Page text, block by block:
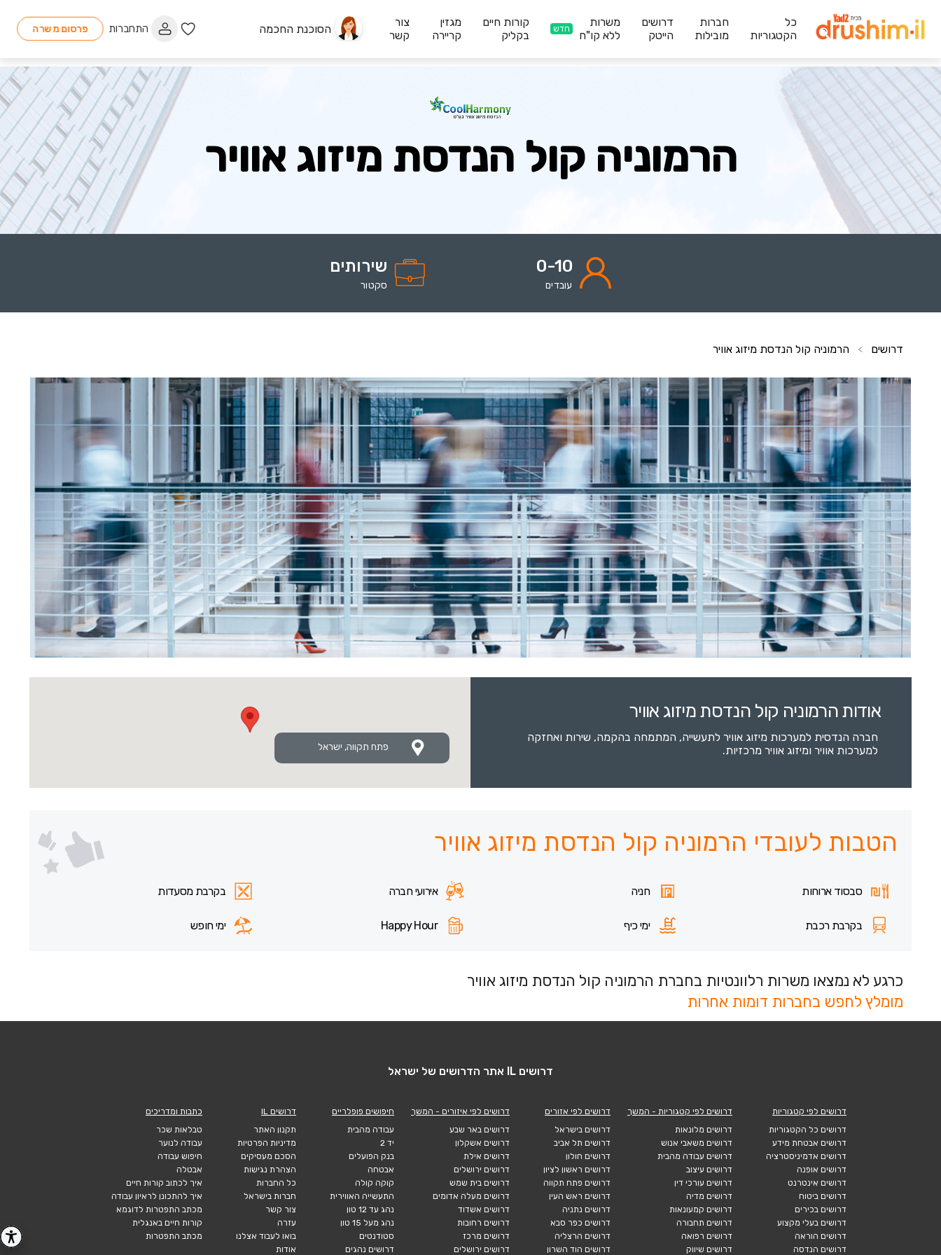
כל
הקטגוריות
חברות
מובילות
דרושים
הייטק
משרות
ללא קו"ח
חדש
קורות חיים
בקליק
מגזין
קריירה
צור
קשר
הסוכנת החכמה התחברות פרסום משרה
הרמוניה קול הנדסת מיזוג אוויר
0-10
עובדים
שירותים
סקטור
דרושים > הרמוניה קול הנדסת מיזוג אוויר
אודות הרמוניה קול הנדסת מיזוג אוויר
חברה הנדסית למערכות מיזוג אוויר לתעשייה, המתמחה בהקמה, שירות ואחזקה
למערכות אוויר ומיזוג אוויר מרכזיות.
פתח תקווה, ישראל
הטבות לעובדי הרמוניה קול הנדסת מיזוג אוויר
סבסוד ארוחות חניה אירועי חברה בקרבת מסעדות
בקרבת רכבת ימי כיף Happy Hour ימי חופש
כרגע לא נמצאו משרות רלוונטיות בחברת הרמוניה קול הנדסת מיזוג אוויר
מומלץ לחפש בחברות דומות אחרות
דרושים IL אתר הדרושים של ישראל
דרושים לפי קטגוריות
דרושים כל הקטגוריות
דרושים אבטחת מידע
דרושים אדמיניסטרציה
דרושים אופנה
דרושים אינטרנט
דרושים ביטוח
דרושים בכירים
דרושים בעלי מקצוע
דרושים הוראה
דרושים הנדסה
דרושים לפי קטגוריות - המשך
דרושים מלונאות
דרושים משאבי אנוש
דרושים עבודה מהבית
דרושים עיצוב
דרושים עורכי דין
דרושים מדיה
דרושים קמעונאות
דרושים תחבורה
דרושים רפואה
דרושים שיווק
דרושים לפי אזורים
דרושים בישראל
דרושים תל אביב
דרושים חולון
דרושים ראשון לציון
דרושים פתח תקווה
דרושים ראש העין
דרושים נתניה
דרושים כפר סבא
דרושים הרצליה
דרושים הוד השרון
דרושים לפי איזורים - המשך
דרושים באר שבע
דרושים אשקלון
דרושים אילת
דרושים ירושלים
דרושים בית שמש
דרושים מעלה אדומים
דרושים אשדוד
דרושים רחובות
דרושים מרכז
דרושים ירושלים
חיפושים פופלריים
עבודה מהבית
יד 2
בנק הפועלים
אבטחה
קוקה קולה
התעשייה האווירית
נהג עד 12 טון
נהג מעל 15 טון
סטודנטים
דרושים נהגים
דרושים IL
תקנון האתר
מדיניות הפרטיות
הסכם מעסיקים
הצהרת נגישות
כל החברות
חברות בישראל
צור קשר
עזרה
בואו לעבוד אצלנו
אודות
כתבות ומדריכים
טבלאות שכר
עבודה לנוער
חיפוש עבודה
אבטלה
איך לכתוב קורות חיים
איך להתכונן לראיון עבודה
מכתב התפטרות לדוגמא
קורות חיים באנגלית
מכתב התפטרות